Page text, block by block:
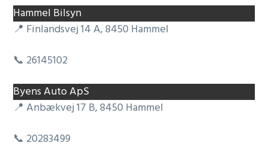
Hammel Bilsyn
📍 Finlandsvej 14 A, 8450 Hammel
📞 26145102
Byens Auto ApS
📍 Anbækvej 17 B, 8450 Hammel
📞 20283499